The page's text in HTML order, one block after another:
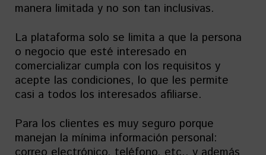
manera limitada y no son tan inclusivas.
La plataforma solo se limita a que la persona
o negocio que esté interesado en
comercializar cumpla con los requisitos y
acepte las condiciones, lo que les permite
casi a todos los interesados afiliarse.
Para los clientes es muy seguro porque
manejan la mínima información personal: